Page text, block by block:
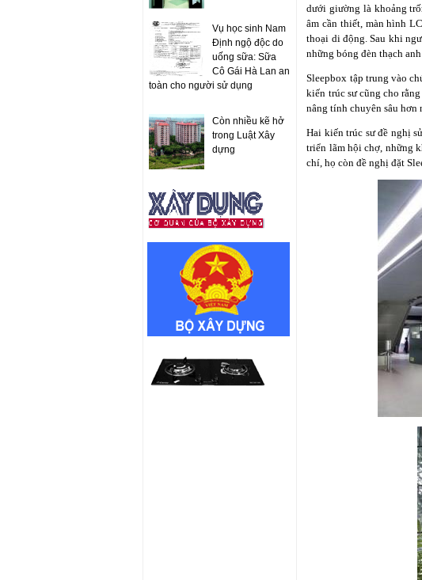
Vụ học sinh Nam
Định ngộ độc do
uống sữa: Sữa
Cô Gái Hà Lan an
toàn cho người sử dụng
Còn nhiều kẽ hở
trong Luật Xây
dựng
dưới giường là khoảng
âm cần thiết, màn hình
thoại di động. Sau khi
những bóng đèn thạch
Sleepbox tập trung vào
kiến trúc sư cũng cho
nâng tính chuyên sâu
Hai kiến trúc sư đề nghị
triển lãm hội chợ, những
chí, họ còn đề nghị đặt